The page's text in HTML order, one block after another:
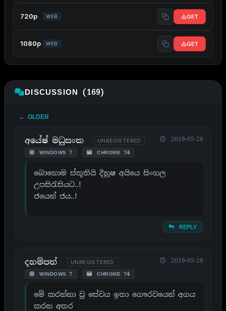
720p WEB GET
1080p WEB GET
DISCUSSION (169)
← OLDER
අයේෂ් මධුසංක UNREGISTERED
WINDOWS 7 CHROME 74
2019-05-28
බොහොම ස්තූතියි දීනූෂ අයියෙ සිංහල
උපසිරැසියට..!
ජයෙන් ජය..!
REPLY
දහම්පත් UNREGISTERED
WINDOWS 7 CHROME 74
2019-05-28
මේ කරන්නා වූ සේවය ඉතා ගෞරවයෙන් අගය
කරන අතර